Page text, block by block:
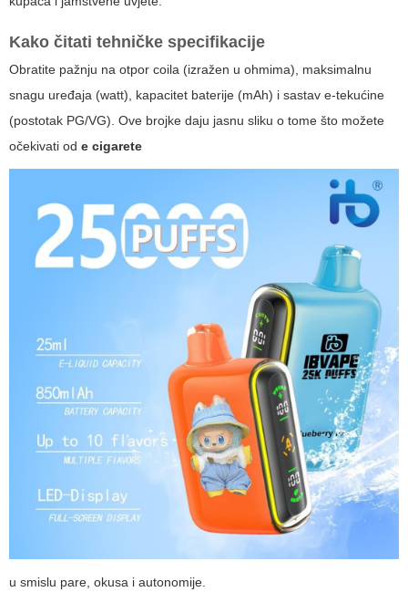
Kako čitati tehničke specifikacije
Obratite pažnju na otpor coila (izražen u ohmima), maksimalnu
snagu uređaja (watt), kapacitet baterije (mAh) i sastav e-tekućine
(postotak PG/VG). Ove brojke daju jasnu sliku o tome što možete
očekivati od e cigarete
u smislu pare, okusa i autonomije.